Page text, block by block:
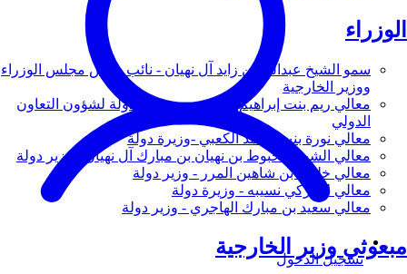
الوزراء
سمو الشيخ عبدالله بن زايد آل نهيان - نائب رئيس مجلس الوزراء
ووزير الخارجية
معالي ريم بنت إبراهيم الهاشمي - وزيرة دولة لشؤون التعاون
الدولي
معالي نورة بنت محمد الكعبي -وزيرة دولة
معالي الشيخ شخبوط بن نهيان بن مبارك آل نهيان - وزير دولة
معالي خليفة بن شاهين المرر - وزير دولة
معالي لانا زكي نسيبه - وزيرة دولة
معالي سعيد بن مبارك الهاجري - وزير دولة
مبعوثي وزير الخارجية
تسجيل الدخول